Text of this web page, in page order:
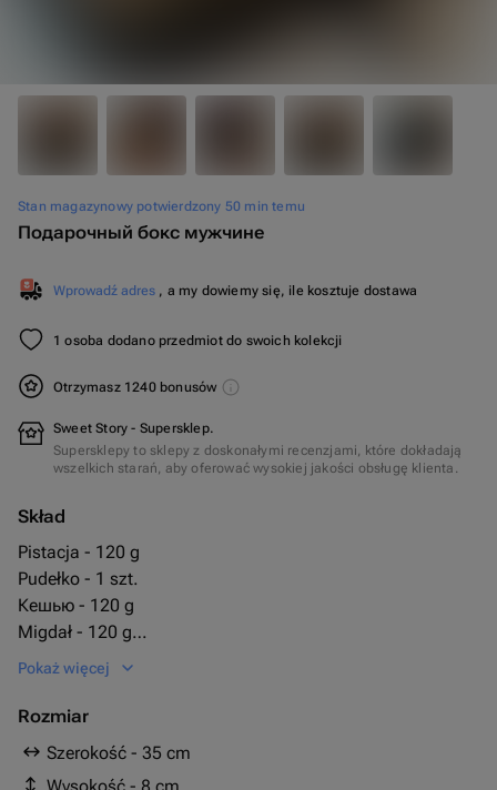
Stan magazynowy potwierdzony 50 min temu
Подарочный бокс мужчине
Wprowadź adres , a my dowiemy się, ile kosztuje dostawa
1 osoba dodano przedmiot do swoich kolekcji
Otrzymasz 1240 bonusów
Sweet Story - Supersklep.
Supersklepy to sklepy z doskonałymi recenzjami, które dokładają
wszelkich starań, aby oferować wysokiej jakości obsługę klienta.
Skład
Pistacja - 120 g
Pudełko - 1 szt.
Кешью - 120 g
Migdał - 120 g
Сникерс мини - 10 szt.
toblerone шоколад 100гр - 1 szt.
05ml - 1 szt.
Pokaż więcej
Rozmiar
Szerokość - 35 cm